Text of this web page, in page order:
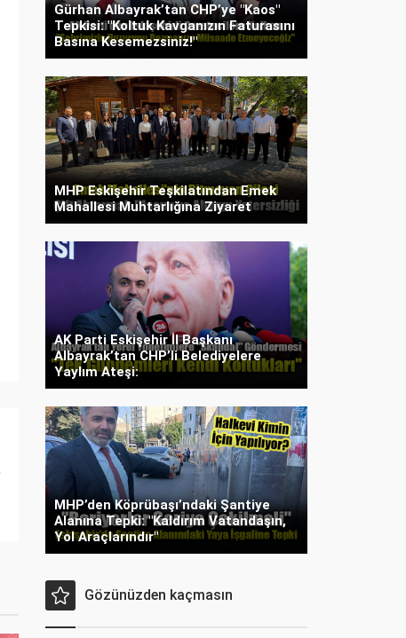
Gürhan Albayrak’tan CHP’ye "Kaos"
Tepkisi: "Koltuk Kavganızın Faturasını
Basına Kesemezsiniz!"
MHP Eskişehir Teşkilatından Emek
Mahallesi Muhtarlığına Ziyaret
AK Parti Eskişehir İl Başkanı
Albayrak’tan CHP’li Belediyelere
Yaylım Ateşi:
MHP’den Köprübaşı’ndaki Şantiye
Alanına Tepki: "Kaldırım Vatandaşın,
Yol Araçlarındır"
Gözünüzden kaçmasın